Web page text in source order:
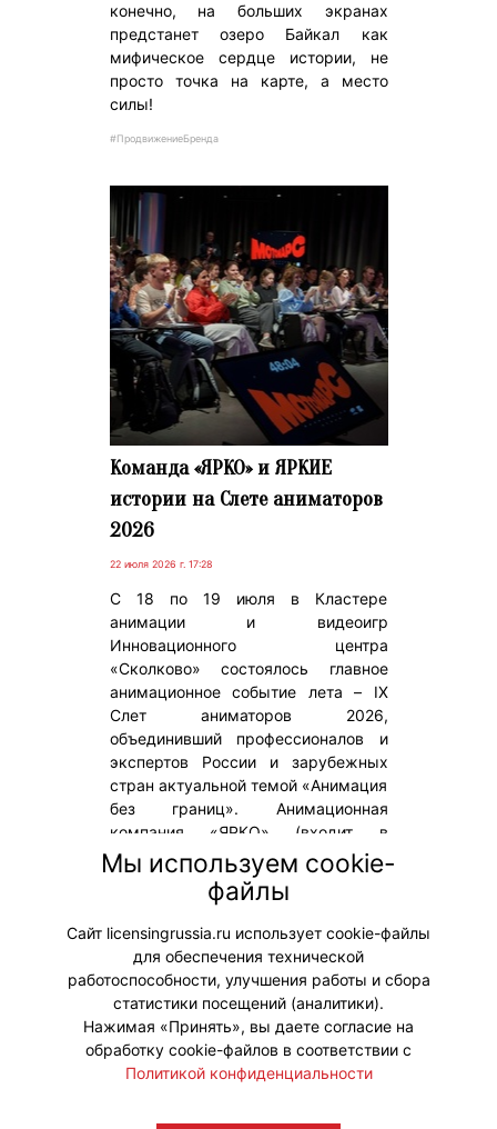
конечно, на больших экранах
предстанет озеро Байкал как
мифическое сердце истории, не
просто точка на карте, а место
силы!
#ПродвижениеБренда
Команда «ЯРКО» и ЯРКИЕ
истории на Слете аниматоров
2026
22 июля 2026 г. 17:28
С 18 по 19 июля в Кластере
анимации и видеоигр
Инновационного центра
«Сколково» состоялось главное
анимационное событие лета – IX
Слет аниматоров 2026,
объединивший профессионалов и
экспертов России и зарубежных
стран актуальной темой «Анимация
без границ». Анимационная
компания «ЯРКО» (входит в
«Газпром-Медиа Холдинг») приняла
активное партнерское участие в
мероприятии, включая деловую и
лекционную программу.
#ПродвижениеБренда
Мы используем cookie-
файлы
Сайт licensingrussia.ru использует cookie-файлы
для обеспечения технической
работоспособности, улучшения работы и сбора
статистики посещений (аналитики).
Нажимая «Принять», вы даете согласие на
обработку cookie-файлов в соответствии с
Политикой конфиденциальности